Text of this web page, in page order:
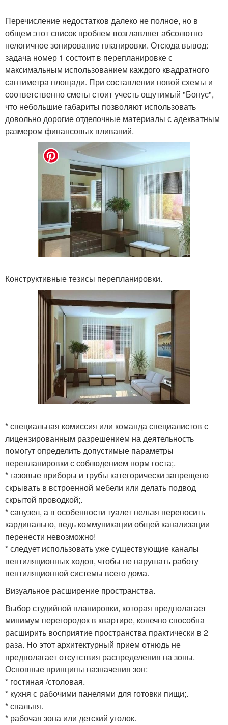
Перечисление недостатков далеко не полное, но в
общем этот список проблем возглавляет абсолютно
нелогичное зонирование планировки. Отсюда вывод:
задача номер 1 состоит в перепланировке с
максимальным использованием каждого квадратного
сантиметра площади. При составлении новой схемы и
соответственно сметы стоит учесть ощутимый "Бонус",
что небольшие габариты позволяют использовать
довольно дорогие отделочные материалы с адекватным
размером финансовых вливаний.
Конструктивные тезисы перепланировки.
* специальная комиссия или команда специалистов с
лицензированным разрешением на деятельность
помогут определить допустимые параметры
перепланировки с соблюдением норм госта;.
* газовые приборы и трубы категорически запрещено
скрывать в встроенной мебели или делать подвод
скрытой проводкой;.
* санузел, а в особенности туалет нельзя переносить
кардинально, ведь коммуникации общей канализации
перенести невозможно!
* следует использовать уже существующие каналы
вентиляционных ходов, чтобы не нарушать работу
вентиляционной системы всего дома.
Визуальное расширение пространства.
Выбор студийной планировки, которая предполагает
минимум перегородок в квартире, конечно способна
расширить восприятие пространства практически в 2
раза. Но этот архитектурный прием отнюдь не
предполагает отсутствия распределения на зоны.
Основные принципы назначения зон:
* гостиная /столовая.
* кухня с рабочими панелями для готовки пищи;.
* спальня.
* рабочая зона или детский уголок.